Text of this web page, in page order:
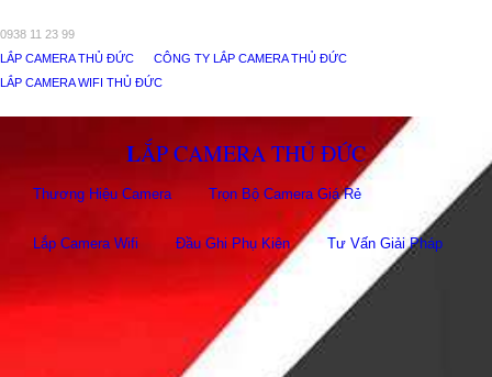
0938 11 23 99
LẮP CAMERA THỦ ĐỨC
CÔNG TY LẮP CAMERA THỦ ĐỨC
LẮP CAMERA WIFI THỦ ĐỨC
LẮP CAMERA THỦ ĐỨC
Thương Hiệu Camera Trọn Bộ Camera Giá Rẻ
Lắp Camera Wifi Đầu Ghi Phụ Kiên Tư Vấn Giải Pháp